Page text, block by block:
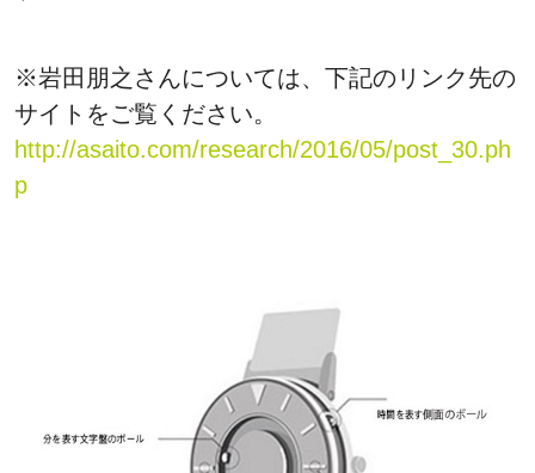
※岩田朋之さんについては、下記のリンク先の
サイトをご覧ください。
http://asaito.com/research/2016/05/post_30.ph
p